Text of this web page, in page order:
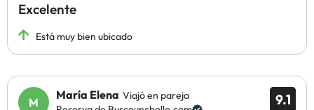
Excelente
Está muy bien ubicado
9.1
María Elena Viajó en pareja